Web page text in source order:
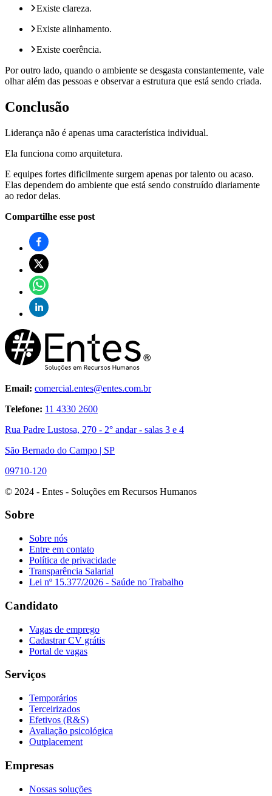
Existe clareza.
Existe alinhamento.
Existe coerência.
Por outro lado, quando o ambiente se desgasta constantemente, vale
olhar além das pessoas e observar a estrutura que está sendo criada.
Conclusão
Liderança não é apenas uma característica individual.
Ela funciona como arquitetura.
E equipes fortes dificilmente surgem apenas por talento ou acaso.
Elas dependem do ambiente que está sendo construído diariamente
ao redor delas.
Compartilhe esse post
Email: comercial.entes@entes.com.br
Telefone: 11 4330 2600
Rua Padre Lustosa, 270 - 2° andar - salas 3 e 4
São Bernado do Campo | SP
09710-120
© 2024 - Entes - Soluções em Recursos Humanos
Sobre
Sobre nós
Entre em contato
Política de privacidade
Transparência Salarial
Lei nº 15.377/2026 - Saúde no Trabalho
Candidato
Vagas de emprego
Cadastrar CV grátis
Portal de vagas
Serviços
Temporários
Terceirizados
Efetivos (R&S)
Avaliação psicológica
Outplacement
Empresas
Nossas soluções